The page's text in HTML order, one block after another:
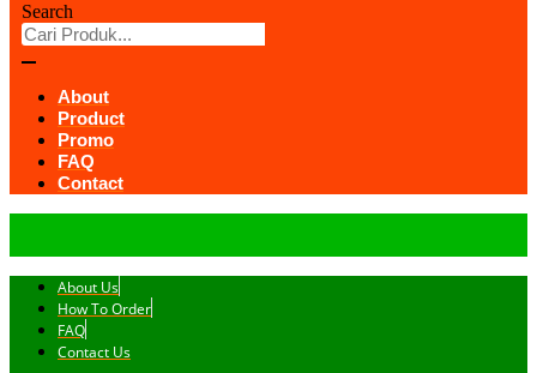
Search
About
Product
Promo
FAQ
Contact
About Us
How To Order
FAQ
Contact Us